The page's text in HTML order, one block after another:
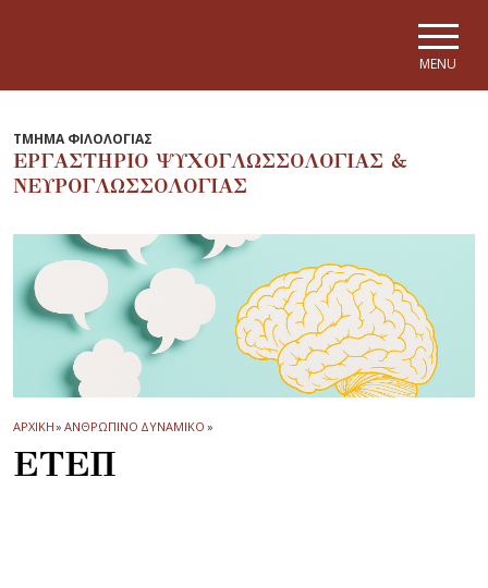
MENU
ΤΜΗΜΑ ΦΙΛΟΛΟΓΙΑΣ
ΕΡΓΑΣΤΗΡΙΟ ΨΥΧΟΓΛΩΣΣΟΛΟΓΙΑΣ &
ΝΕΥΡΟΓΛΩΣΣΟΛΟΓΙΑΣ
ΑΡΧΙΚΗ» ΑΝΘΡΩΠΙΝΟ ΔΥΝΑΜΙΚΟ »
ΕΤΕΠ